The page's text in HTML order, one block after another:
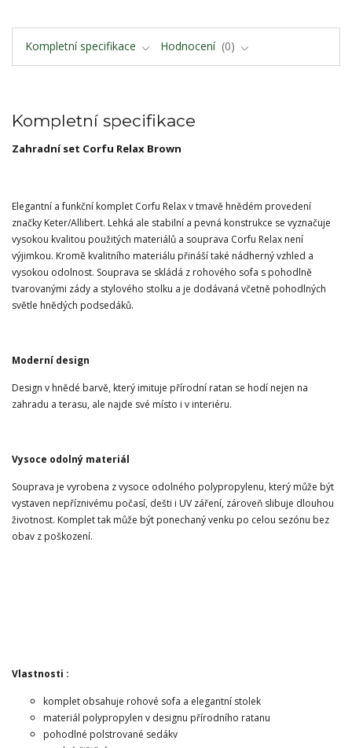
Kompletní specifikace Hodnocení 0
Kompletní specifikace
Zahradní set Corfu Relax Brown
Elegantní a funkční komplet Corfu Relax v tmavě hnědém provedení
značky Keter/Allibert. Lehká ale stabilní a pevná konstrukce se vyznačuje
vysokou kvalitou použitých materiálů a souprava Corfu Relax není
výjimkou. Kromě kvalitního materiálu přináší také nádherný vzhled a
vysokou odolnost. Souprava se skládá z rohového sofa s pohodlně
tvarovanými zády a stylového stolku a je dodávaná včetně pohodlných
světle hnědých podsedáků.
Moderní design
Design v hnědé barvě, který imituje přírodní ratan se hodí nejen na
zahradu a terasu, ale najde své místo i v interiéru.
Vysoce odolný materiál
Souprava je vyrobena z vysoce odolného polypropylenu, který může být
vystaven nepříznivému počasí, dešti i UV záření, zároveň slibuje dlouhou
životnost. Komplet tak může být ponechaný venku po celou sezónu bez
obav z poškození.
Vlastnosti :
komplet obsahuje rohové sofa a elegantní stolek
materiál polypropylen v designu přírodního ratanu
pohodlné polstrované sedáky